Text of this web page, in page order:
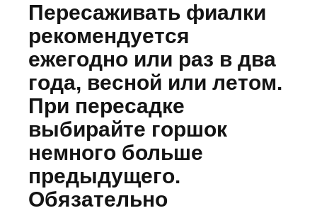
Пересаживать фиалки
рекомендуется
ежегодно или раз в два
года, весной или летом.
При пересадке
выбирайте горшок
немного больше
предыдущего.
Обязательно